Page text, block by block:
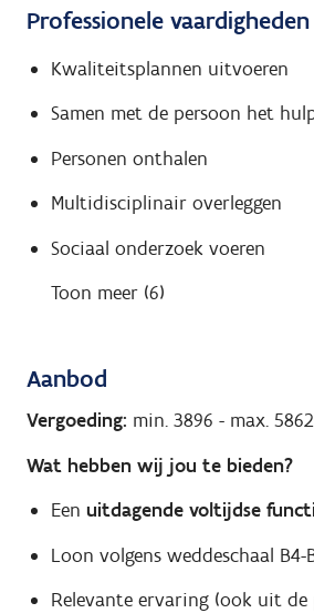
Professionele vaardigheden
Kwaliteitsplannen uitvoeren
Samen met de persoon het
Personen onthalen
Multidisciplinair overleggen
Sociaal onderzoek voeren
Toon meer (6)
Aanbod
Vergoeding: min. 3896 - max. 5862
Wat hebben wij jou te bieden?
Een uitdagende voltijdse
Loon volgens weddeschaal B4-
Relevante ervaring (ook uit de